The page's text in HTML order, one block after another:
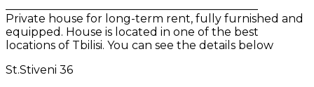
Private house for long-term rent, fully furnished and
equipped. House is located in one of the best
locations of Tbilisi. You can see the details below
St.Stiveni 36